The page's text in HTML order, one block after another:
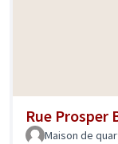
Rue Prosper
Maison de